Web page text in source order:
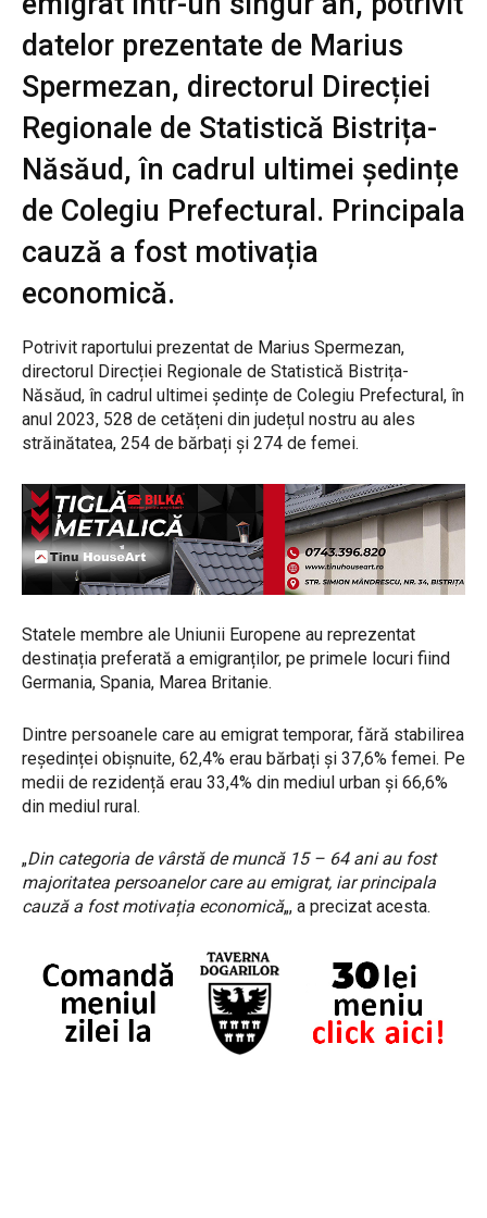
datelor prezentate de Marius
Spermezan, directorul Direcției
Regionale de Statistică Bistrița-
Năsăud, în cadrul ultimei ședințe
de Colegiu Prefectural. Principala
cauză a fost motivația
economică.
Potrivit raportului prezentat de Marius Spermezan,
directorul Direcției Regionale de Statistică Bistrița-
Năsăud, în cadrul ultimei ședințe de Colegiu Prefectural, în
anul 2023, 528 de cetățeni din județul nostru au ales
străinătatea, 254 de bărbați și 274 de femei.
Statele membre ale Uniunii Europene au reprezentat
destinația preferată a emigranților, pe primele locuri fiind
Germania, Spania, Marea Britanie.
Dintre persoanele care au emigrat temporar, fără stabilirea
reședinței obișnuite, 62,4% erau bărbați și 37,6% femei. Pe
medii de rezidență erau 33,4% din mediul urban și 66,6%
din mediul rural.
„Din categoria de vârstă de muncă 15 – 64 ani au fost
majoritatea persoanelor care au emigrat, iar principala
cauză a fost motivația economică„, a precizat acesta.